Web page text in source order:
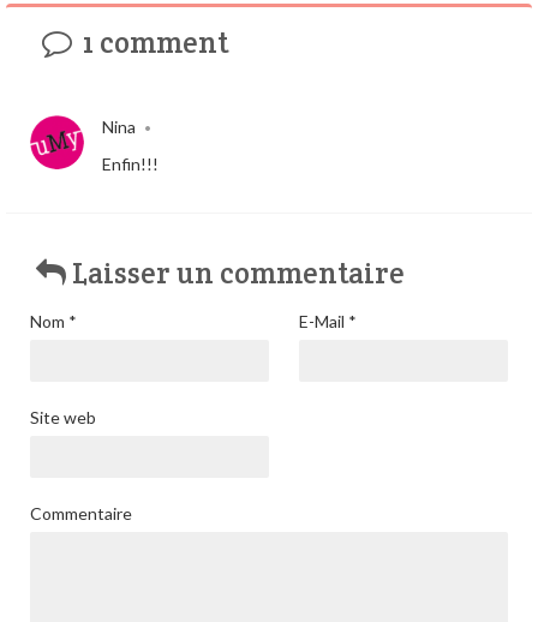
1 comment
Nina •
Enfin!!!
Laisser un commentaire
Nom * E-Mail *
Site web
Commentaire